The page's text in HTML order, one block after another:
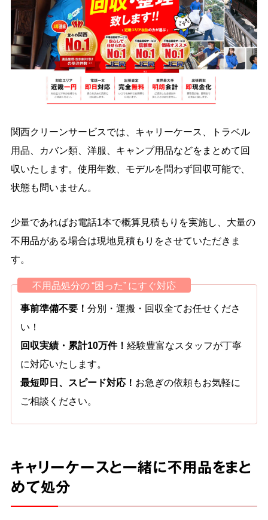
関西クリーンサービスでは、キャリーケース、トラベル
用品、カバン類、洋服、キャンプ用品などをまとめて回
収いたします。使用年数、モデルを問わず回収可能で、
状態も問いません。
少量であればお電話1本で概算見積もりを実施し、大量の
不用品がある場合は現地見積もりをさせていただきま
す。
不用品処分の “困った” にすぐ対応
事前準備不要！分別・運搬・回収全てお任せくださ
い！
回収実績・累計10万件！経験豊富なスタッフが丁寧
に対応いたします。
最短即日、スピード対応！ お急ぎの依頼もお気軽に
ご相談ください。
キャリーケースと一緒に不用品をまと
めて処分